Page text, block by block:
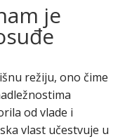
je
režiju, ono čime
od vlade i
vlast učestvuje u